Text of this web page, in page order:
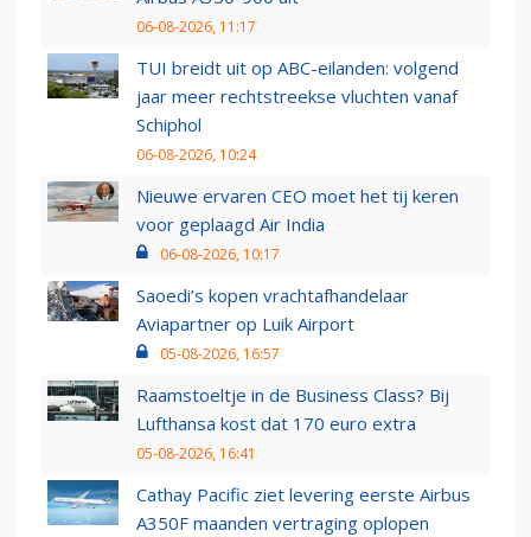
06-08-2026, 11:17
TUI breidt uit op ABC-eilanden: volgend
jaar meer rechtstreekse vluchten vanaf
Schiphol
06-08-2026, 10:24
Nieuwe ervaren CEO moet het tij keren
voor geplaagd Air India
06-08-2026, 10:17
Saoedi’s kopen vrachtafhandelaar
Aviapartner op Luik Airport
05-08-2026, 16:57
Raamstoeltje in de Business Class? Bij
Lufthansa kost dat 170 euro extra
05-08-2026, 16:41
Cathay Pacific ziet levering eerste Airbus
A350F maanden vertraging oplopen